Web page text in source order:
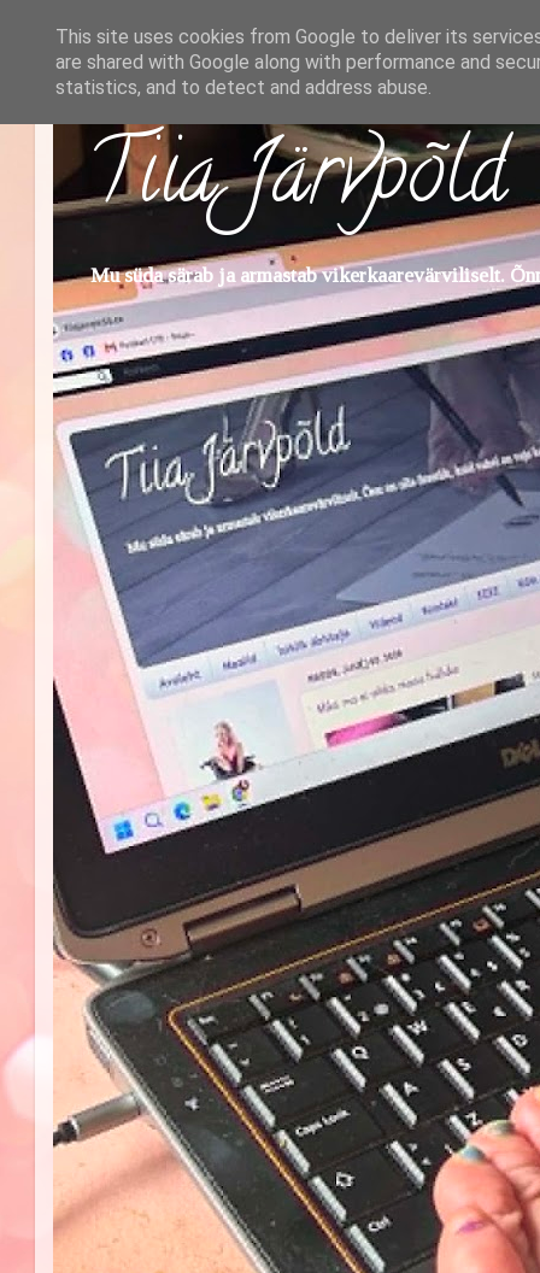
Tiia Järvpõld
Mu süda särab ja armastab vikerkaarevärviliselt.
This site uses cookies from Google to deliver its
are shared with Google along with performance and
statistics, and to detect and address abuse.